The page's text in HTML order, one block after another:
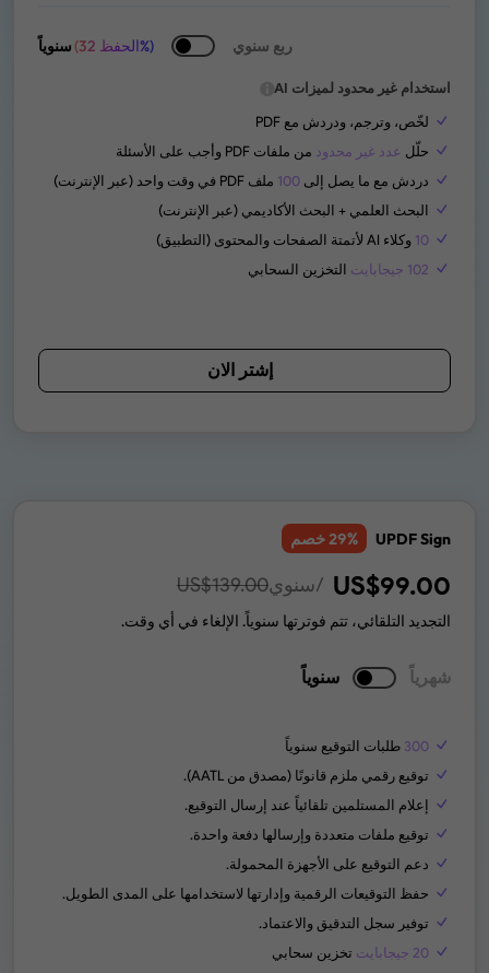
سنوياً (الحفظ 32%) ربع سنوي
استخدام غير محدود لميزات AI
لخّص، وترجم، ودردش مع PDF
حلّل عدد غير محدود من ملفات PDF وأجب على الأسئلة
دردش مع ما يصل إلى100 ملف PDF في وقت واحد (عبر الإنترنت)
البحث العلمي + البحث الأكاديمي (عبر الإنترنت)
10 وكلاء AI لأتمتة الصفحات والمحتوى (التطبيق)
102 جيجابايت
التخزين السحابي
إشتر الان
UPDF Sign
29% خصم
US$99.00 /سنوي US$139.00
التجديد التلقائي، تتم فوترتها سنوياً. الإلغاء في أي وقت.
سنوياً شهرياً
300 طلبات التوقيع سنوياً
توقيع رقمي ملزم قانونًا (مصدق من AATL).
إعلام المستلمين تلقائياً عند إرسال التوقيع.
توقيع ملفات متعددة وإرسالها دفعة واحدة.
دعم التوقيع على الأجهزة المحمولة.
حفظ التوقيعات الرقمية وإدارتها لاستخدامها على المدى الطويل.
توفير سجل التدقيق والاعتماد.
20 جيجابايت
تخزين سحابي